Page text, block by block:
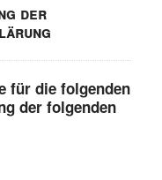
der
für die folgenden
der folgenden